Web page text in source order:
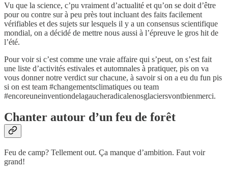
Vu que la science, c’pu vraiment d’actualité et qu’on se doit d’être
pour ou contre sur à peu près tout incluant des faits facilement
vérifiables et des sujets sur lesquels il y a un consensus scientifique
mondial, on a décidé de mettre nous aussi à l’épreuve le gros hit de
l’été.
Pour voir si c’est comme une vraie affaire qui s’peut, on s’est fait
une liste d’activités estivales et automnales à pratiquer, pis on va
vous donner notre verdict sur chacune, à savoir si on a eu du fun pis
si on est team #changementsclimatiques ou team
#encoreuneinventiondelagaucheradicalenosglaciersvontbienmerci.
Chanter autour d’un feu de forêt
Feu de camp? Tellement out. Ça manque d’ambition. Faut voir
grand!